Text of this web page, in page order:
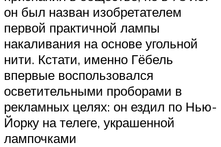
он был назван изобретателем
первой практичной лампы
накаливания на основе угольной
нити. Кстати, именно Гёбель
впервые воспользовался
осветительными проборами в
рекламных целях: он ездил по Нью-
Йорку на телеге, украшенной
лампочками